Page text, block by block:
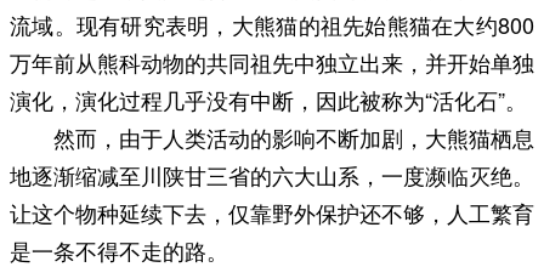
流域。现有研究表明，大熊猫的祖先始熊猫在大约800
万年前从熊科动物的共同祖先中独立出来，并开始单独
演化，演化过程几乎没有中断，因此被称为“活化石”。
然而，由于人类活动的影响不断加剧，大熊猫栖息
地逐渐缩减至川陕甘三省的六大山系，一度濒临灭绝。
让这个物种延续下去，仅靠野外保护还不够，人工繁育
是一条不得不走的路。